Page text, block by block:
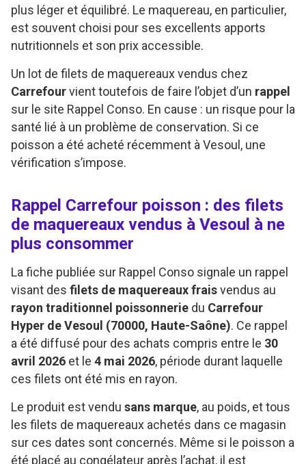
plus léger et équilibré. Le maquereau, en particulier,
est souvent choisi pour ses excellents apports
nutritionnels et son prix accessible.
Un lot de filets de maquereaux vendus chez
Carrefourvient toutefois de faire l’objet d’un rappel
sur le site Rappel Conso. En cause : un risque pour la
santé lié à un problème de conservation. Si ce
poisson a été acheté récemment à Vesoul, une
vérification s’impose.
Rappel Carrefour poisson : des filets
de maquereaux vendus à Vesoul à ne
plus consommer
La fiche publiée sur Rappel Conso signale un rappel
visant des filets de maquereaux fraisvendus au
rayon traditionnel poissonnerie du Carrefour
Hyper de Vesoul (70000, Haute-Saône). Ce rappel
a été diffusé pour des achats compris entre le 30
avril 2026 et le 4 mai 2026, période durant laquelle
ces filets ont été mis en rayon.
Le produit est vendu sans marque, au poids, et tous
les filets de maquereaux achetés dans ce magasin
sur ces dates sont concernés. Même si le poisson a
été placé au congélateur après l’achat, il est